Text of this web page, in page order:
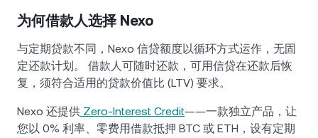
为何借款人选择 Nexo
与定期贷款不同，Nexo 信贷额度以循环方式运作，无固
定还款计划。 借款人可随时还款，可用信贷在还款后恢
复，须符合适用的贷款价值比 (LTV) 要求。
Nexo 还提供 Zero-Interest Credit——一款独立产品，让
您以 0% 利率、零费用借款抵押 BTC 或 ETH，设有定期